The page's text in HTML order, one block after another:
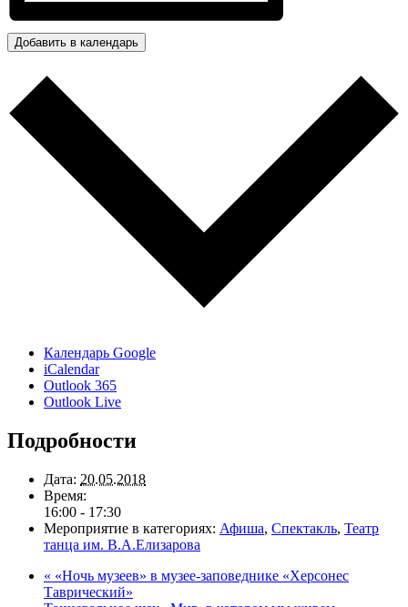
Добавить в календарь
Календарь Google
iCalendar
Outlook 365
Outlook Live
Подробности
Дата: 20.05.2018
Время:
16:00 - 17:30
Мероприятие в категориях: Афиша, Спектакль, Театр
танца им. В.А.Елизарова
« «Ночь музеев» в музее-заповеднике «Херсонес
Таврический»